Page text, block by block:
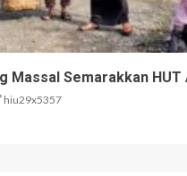
Massal Semarakkan HUT
hiu29x5357